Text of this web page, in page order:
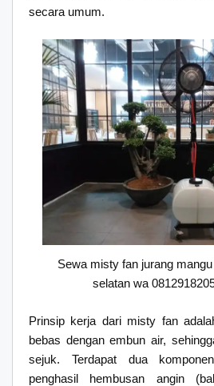
secara umum.
Sewa misty fan jurang
selatan wa
Prinsip kerja dari misty fan
bebas dengan embun air,
sejuk. Terdapat dua
penghasil hembusan angin